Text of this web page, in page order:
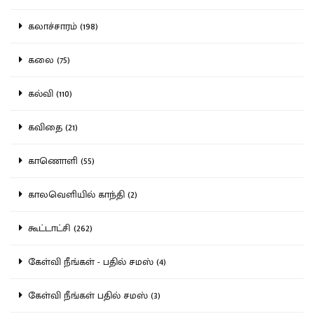
கலாச்சாரம் (198)
கலை (75)
கல்வி (110)
கவிதை (21)
காணொளி (55)
காலவெளியில் காந்தி (2)
கூட்டாட்சி (262)
கேள்வி நீங்கள் - பதில் சமஸ் (4)
கேள்வி நீங்கள் பதில் சமஸ் (3)